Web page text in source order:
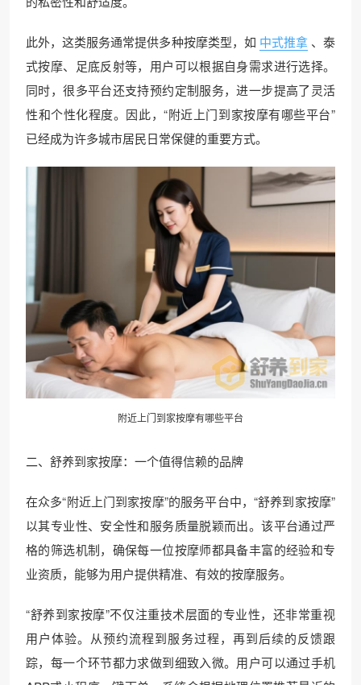
此外，这类服务通常提供多种按摩类型，如 中式推拿 、泰
式按摩、足底反射等，用户可以根据自身需求进行选择。
同时，很多平台还支持预约定制服务，进一步提高了灵活
性和个性化程度。因此，“附近上门到家按摩有哪些平台”
已经成为许多城市居民日常保健的重要方式。
附近上门到家按摩有哪些平台
二、舒养到家按摩：一个值得信赖的品牌
在众多“附近上门到家按摩”的服务平台中，“舒养到家按摩”
以其专业性、安全性和服务质量脱颖而出。该平台通过严
格的筛选机制，确保每一位按摩师都具备丰富的经验和专
业资质，能够为用户提供精准、有效的按摩服务。
“舒养到家按摩”不仅注重技术层面的专业性，还非常重视
用户体验。从预约流程到服务过程，再到后续的反馈跟
踪，每一个环节都力求做到细致入微。用户可以通过手机